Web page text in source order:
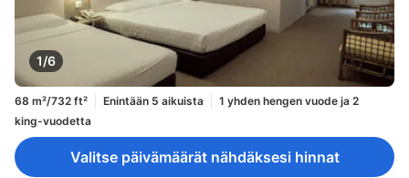
1/6
68 m²/732 ft² Enintään 5 aikuista
1 yhden hengen vuode ja 2
king-vuodetta
Valitse päivämäärät nähdäksesi hinnat